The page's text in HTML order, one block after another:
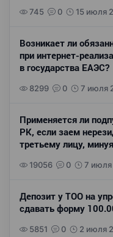
745 0 15 июля
Возникает ли
при интернет-
в государства ЕАЭС?
8299 0 7 июля
Применяется ли
РК, если заем
третьему лицу,
19056 0 7 июля
Депозит у ТОО на
сдавать форму
5851 0 2 июля